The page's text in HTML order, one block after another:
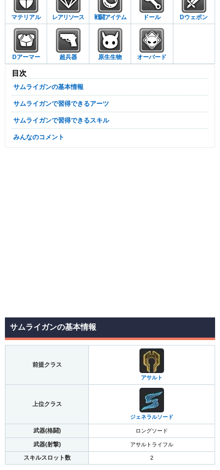
マテリアル レアリソース 戦闘アイテム ドール Dウェポン
Dアーマー 超兵器 原生生物 オーバード
目次
サムライガンの基本情報
サムライガンで習得できるアーツ
サムライガンで習得できるスキル
みんなのコメント
サムライガンの基本情報
前提クラス
アサルト
上位クラス
ジェネラルソード
武器(格闘) ロングソード
武器(射撃) アサルトライフル
スキルスロット数 2